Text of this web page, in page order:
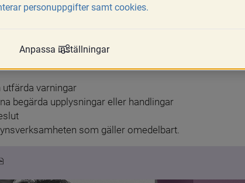
omedelbara eller interimistiska åtgärder inom
klart och MFoF har presenterat arbetet för regeringen
agerande och proportionerliga åtgärder, genom att
varningar
begärda upplysningar eller handlingar
som gäller omedelbart.
personuppgifter samt cookies.
Anpassa inställningar